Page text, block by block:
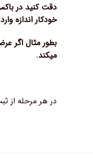
دقت کنید در
خودکار اندازه
میکند.
در هر مرحله از ثبت